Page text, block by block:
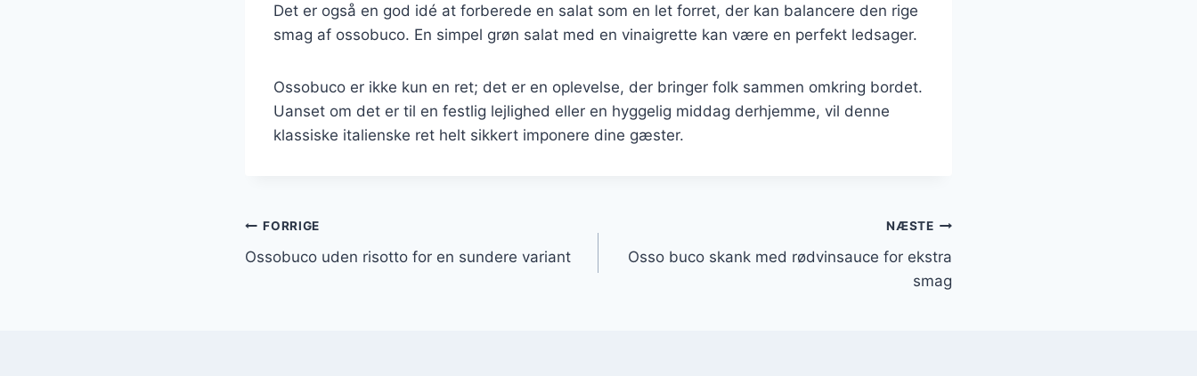
Det er også en god idé at forberede en salat som en let forret, der kan balancere den rige
smag af ossobuco. En simpel grøn salat med en vinaigrette kan være en perfekt ledsager.
Ossobuco er ikke kun en ret; det er en oplevelse, der bringer folk sammen omkring bordet.
Uanset om det er til en festlig lejlighed eller en hyggelig middag derhjemme, vil denne
klassiske italienske ret helt sikkert imponere dine gæster.
Indlægsnavigation
FORRIGE
Ossobuco uden risotto for en sundere variant
NÆSTE
Osso buco skank med rødvinsauce for ekstra
smag